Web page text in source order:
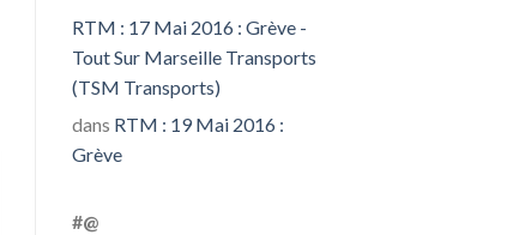
RTM : 17 Mai 2016 : Grève -
Tout Sur Marseille Transports
(TSM Transports)
dans RTM : 19 Mai 2016 :
Grève
#@